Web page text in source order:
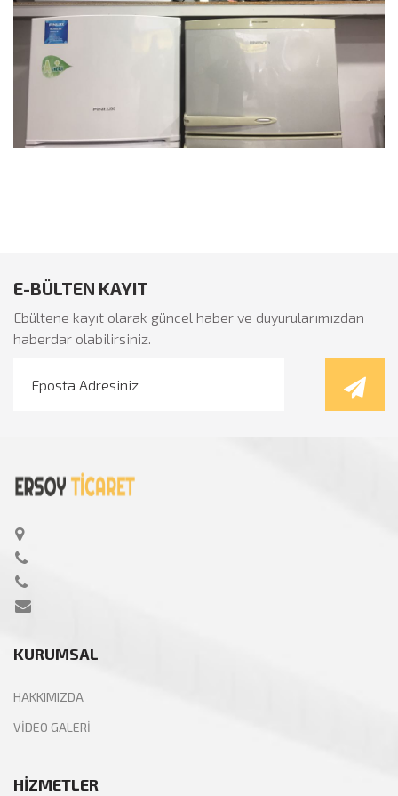
E-BÜLTEN KAYIT
Ebültene kayıt olarak güncel haber ve duyurularımızdan
haberdar olabilirsiniz.
KURUMSAL
HAKKIMIZDA
VİDEO GALERİ
HİZMETLER